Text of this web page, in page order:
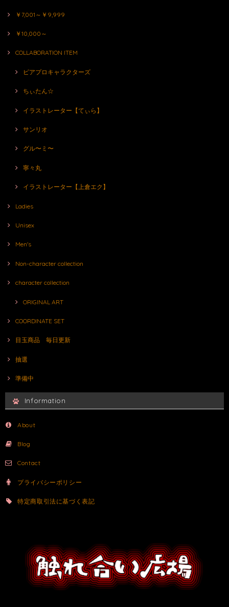
￥7,001～￥9,999
￥10,000～
COLLABORATION ITEM
ピアプロキャラクターズ
ちぃたん☆
イラストレーター【てぃら】
サンリオ
グル〜ミ〜
寧々丸
イラストレーター【上倉エク】
Ladies
Unisex
Men's
Non-character collection
character collection
ORIGINAL ART
COORDINATE SET
目玉商品 毎日更新
抽選
準備中
Information
About
Blog
Contact
プライバシーポリシー
特定商取引法に基づく表記